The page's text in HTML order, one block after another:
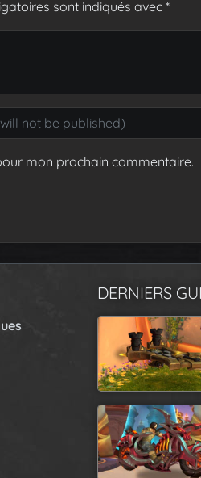
sont indiqués avec *
mon prochain commentaire.
DERNIERS